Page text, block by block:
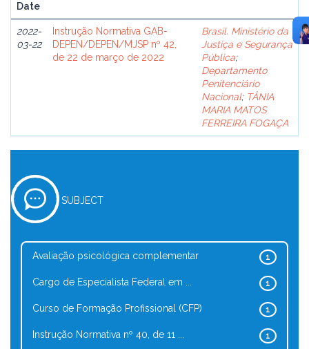
Date
2022-
03-22
Instrução Normativa GAB-
DEPEN/DEPEN/MJSP nº 42,
de 22 de março de 2022
Brasil. Ministério da
Justiça e Segurança
Pública;
Departamento
Penitenciário
Nacional; TÂNIA
MARIA MATOS
FERREIRA FOGAÇA
SUBJECT
1
Avaliação psicológica complementar
1
Cargo de Especialista Federal em ...
1
Curso de Formação Profissional (CFP)
1
Instrução Normativa nº 40, de 11 ...